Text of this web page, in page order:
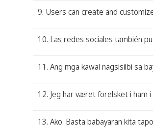
9. Users can create and
10. Las redes sociales también
11. Ang mga kawal nagsisilbi sa
12. Jeg har været forelsket i ham
13. Ako. Basta babayaran kita